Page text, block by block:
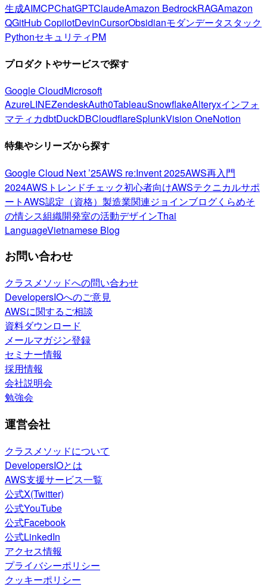
生成AIMCPChatGPTClaudeAmazon BedrockRAGAmazon
QGitHub CopilotDevinCursorObsidianモダンデータスタック
PythonセキュリティPM
プロダクトやサービスで探す
Google CloudMicrosoft
AzureLINEZendeskAuth0TableauSnowflakeAlteryxインフォ
マティカdbtDuckDBCloudflareSplunkVision OneNotion
特集やシリーズから探す
Google Cloud Next ’25AWS re:Invent 2025AWS再入門
2024AWSトレンドチェック初心者向けAWSテクニカルサポ
ートAWS認定（資格） 製造業関連ジョインブログくらめそ
の情シス組織開発室の活動デザインThai
LanguageVietnamese Blog
お問い合わせ
クラスメソッドへの問い合わせ
DevelopersIOへのご意見
AWSに関するご相談
資料ダウンロード
メールマガジン登録
セミナー情報
採用情報
会社説明会
勉強会
運営会社
クラスメソッドについて
DevelopersIOとは
AWS支援サービス一覧
公式X(Twitter)
公式YouTube
公式Facebook
公式LinkedIn
アクセス情報
プライバシーポリシー
クッキーポリシー